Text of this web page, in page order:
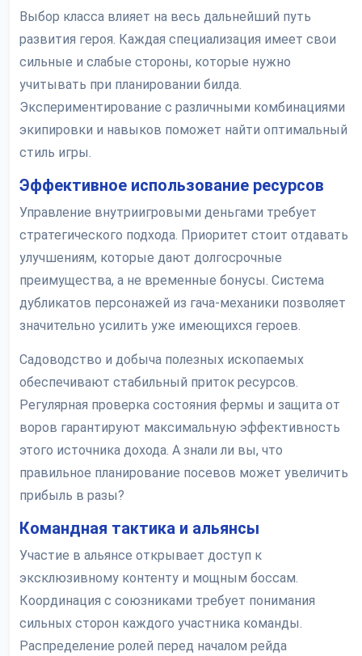
Выбор класса влияет на весь дальнейший путь
развития героя. Каждая специализация имеет свои
сильные и слабые стороны, которые нужно
учитывать при планировании билда.
Экспериментирование с различными комбинациями
экипировки и навыков поможет найти оптимальный
стиль игры.
Эффективное использование ресурсов
Управление внутриигровыми деньгами требует
стратегического подхода. Приоритет стоит отдавать
улучшениям, которые дают долгосрочные
преимущества, а не временные бонусы. Система
дубликатов персонажей из гача-механики позволяет
значительно усилить уже имеющихся героев.
Садоводство и добыча полезных ископаемых
обеспечивают стабильный приток ресурсов.
Регулярная проверка состояния фермы и защита от
воров гарантируют максимальную эффективность
этого источника дохода. А знали ли вы, что
правильное планирование посевов может увеличить
прибыль в разы?
Командная тактика и альянсы
Участие в альянсе открывает доступ к
эксклюзивному контенту и мощным боссам.
Координация с союзниками требует понимания
сильных сторон каждого участника команды.
Распределение ролей перед началом рейда